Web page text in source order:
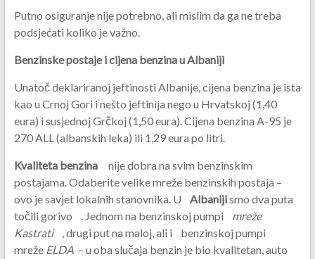
Putno osiguranje nije potrebno, ali mislim da ga ne treba
podsjećati koliko je važno.
Benzinske postaje i cijena benzina u Albaniji
Unatoč deklariranoj jeftinosti Albanije, cijena benzina je ista
kao u Crnoj Gori i nešto jeftinija nego u Hrvatskoj (1,40
eura) i susjednoj Grčkoj (1,50 eura). Cijena benzina A-95 je
270 ALL (albanskih leka) ili 1,29 eura po litri.
Kvaliteta benzinanije dobra na svim benzinskim
postajama. Odaberite velike mreže benzinskih postaja –
ovo je savjet lokalnih stanovnika. U Albanijismo dva puta
točili gorivo . Jednom na benzinskoj pumpi mreže
Kastrati, drugi put na maloj, ali i benzinskoj pumpi
mreže ELDA– u oba slučaja benzin je bio kvalitetan, auto